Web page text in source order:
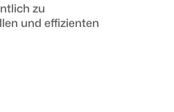
zu
und effizienten